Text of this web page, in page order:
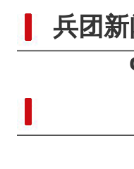
兵团新